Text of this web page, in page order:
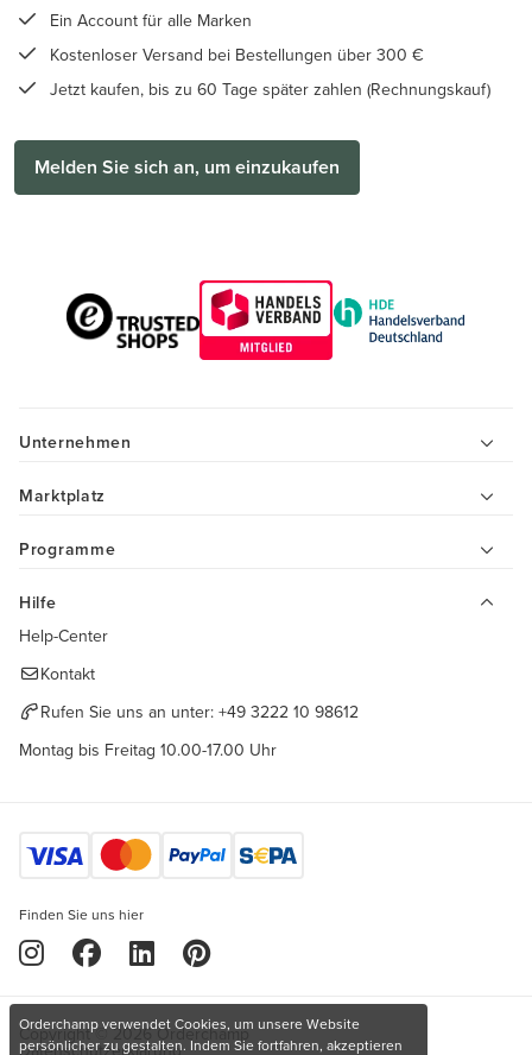
Ein Account für alle Marken
Kostenloser Versand bei Bestellungen über 300 €
Jetzt kaufen, bis zu 60 Tage später zahlen (Rechnungskauf)
Melden Sie sich an, um einzukaufen
Unternehmen
Marktplatz
Programme
Hilfe
Help-Center
Kontakt
Rufen Sie uns an unter: +49 3222 10 98612
Montag bis Freitag 10.00-17.00 Uhr
Finden Sie uns hier
Copyright © 2026 Orderchamp
Orderchamp verwendet Cookies, um unsere Website
persönlicher zu gestalten. Indem Sie fortfahren, akzeptieren